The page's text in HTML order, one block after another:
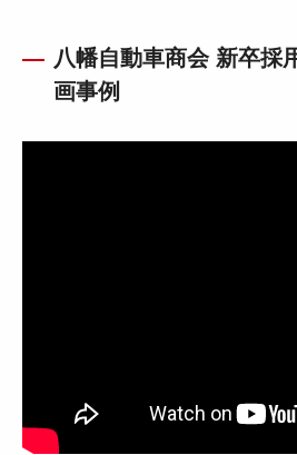
八幡自動車商会 新卒採
画事例